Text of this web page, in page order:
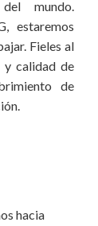
mundo.
estaremos
Fieles al
y calidad de
de
hacia